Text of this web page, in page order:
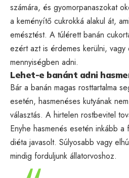
számára, és gyomorpanaszokat
a keményítő cukrokká alakul át,
emésztést. A túlérett banán
ezért azt is érdemes kerülni, vagy
mennyiségben adni.
Lehet-e banánt adni
Bár a banán magas rosttartalma
esetén, hasmenéses kutyának
választás. A hirtelen rostbevitel
Enyhe hasmenés esetén inkább
diéta javasolt. Súlyosabb vagy
mindig forduljunk állatorvoshoz.